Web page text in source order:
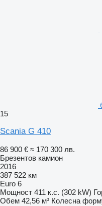
15
Scania G 410
86 900 € ≈ 170 300 лв.
Брезентов камион
2016
387 522 км
Euro 6
Мощност 411 к.с. (302 kW)
Обем 42,56 м³ Колесна